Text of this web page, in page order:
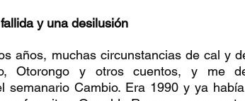
y una desilusión
años, muchas circunstancias de cal y
Otorongo y otros cuentos, y me
semanario Cambio. Era 1990 y ya